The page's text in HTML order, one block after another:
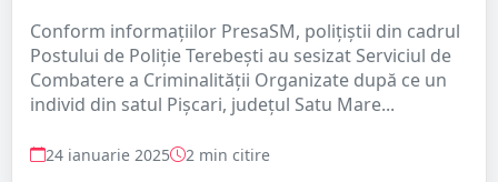
Conform informațiilor PresaSM, polițiștii din cadrul
Postului de Poliție Terebești au sesizat Serviciul de
Combatere a Criminalității Organizate după ce un
individ din satul Pișcari, județul Satu Mare...
24 ianuarie 2025 2 min citire